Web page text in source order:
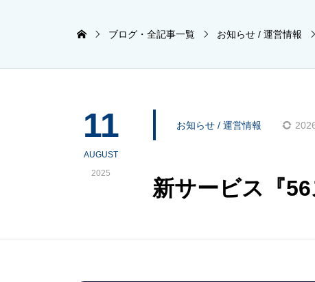
ブログ・全記事一覧 お知らせ / 運営情報
11
AUGUST
2025
お知らせ / 運営情報
新サービス『